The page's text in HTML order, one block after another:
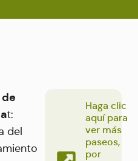
t:
del
Haga clic
aquí para
ver más
paseos,
por